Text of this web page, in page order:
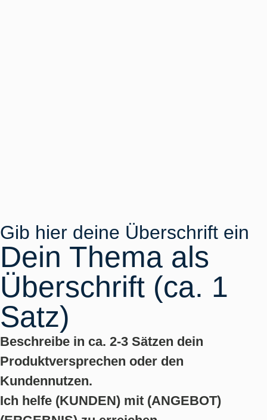
Gib hier deine Überschrift ein
Dein Thema als
Überschrift (ca. 1
Satz)
Beschreibe in ca. 2-3 Sätzen dein
Produktversprechen oder den
Kundennutzen.
Ich helfe (KUNDEN) mit (ANGEBOT)